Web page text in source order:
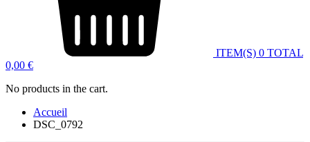
ITEM(S) 0 TOTAL
0,00 €
No products in the cart.
Accueil
DSC_0792